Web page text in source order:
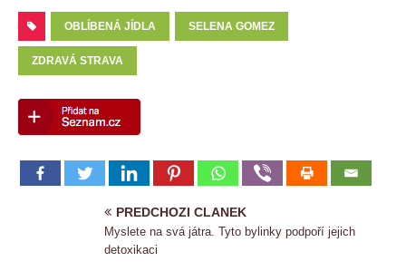
OBLÍBENÁ JÍDLA SELENA GOMEZ
ZDRAVÁ STRAVA
PREDCHOZI CLANEK
Myslete na svá játra. Tyto bylinky podpoří jejich
detoxikaci